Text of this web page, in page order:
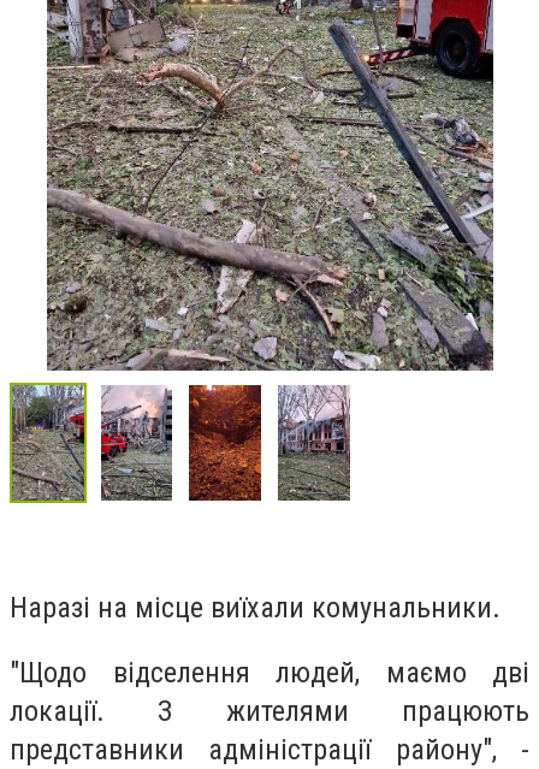
Наразі на місце виїхали комунальники.
"Щодо відселення людей, маємо дві
локації. З жителями працюють
представники адміністрації району", -